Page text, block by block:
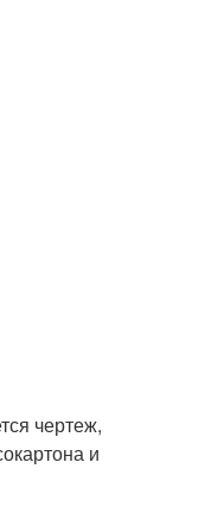
чертеж,
и